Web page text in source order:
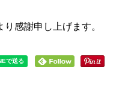
感謝申し上げます。